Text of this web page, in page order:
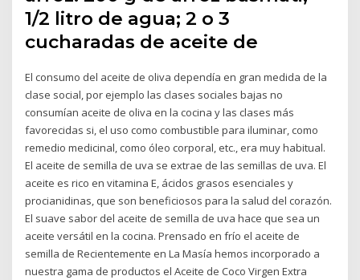
1/2 litro de agua; 2 o 3
cucharadas de aceite de
El consumo del aceite de oliva dependía en gran medida de la
clase social, por ejemplo las clases sociales bajas no
consumían aceite de oliva en la cocina y las clases más
favorecidas si, el uso como combustible para iluminar, como
remedio medicinal, como óleo corporal, etc., era muy habitual.
El aceite de semilla de uva se extrae de las semillas de uva. El
aceite es rico en vitamina E, ácidos grasos esenciales y
procianidinas, que son beneficiosos para la salud del corazón.
El suave sabor del aceite de semilla de uva hace que sea un
aceite versátil en la cocina. Prensado en frío el aceite de
semilla de Recientemente en La Masía hemos incorporado a
nuestra gama de productos el Aceite de Coco Virgen Extra